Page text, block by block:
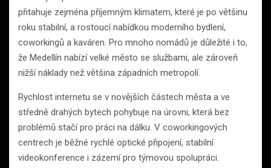
přitahuje zejména příjemným klimatem, které je po většinu
roku stabilní, a rostoucí nabídkou moderního bydlení,
coworkingů a kaváren. Pro mnoho nomádů je důležité i to,
že Medellín nabízí velké město se službami, ale zároveň
nižší náklady než většina západních metropolí.
Rychlost internetu se v novějších částech města a ve
středně drahých bytech pohybuje na úrovni, která bez
problémů stačí pro práci na dálku. V coworkingových
centrech je běžné rychlé optické připojení, stabilní
videokonference i zázemí pro týmovou spolupráci.